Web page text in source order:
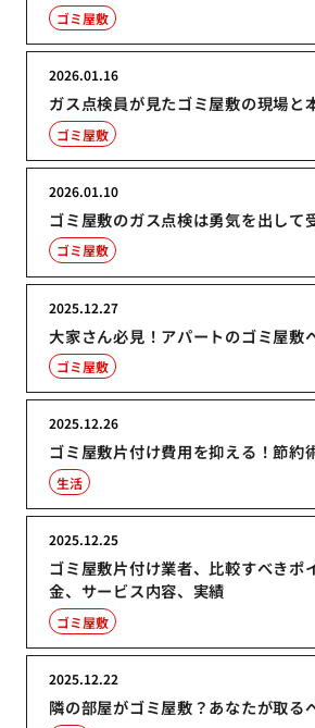
ゴミ屋敷
ガス点検員が見たゴミ屋敷の現場と
2026.01.16
ゴミ屋敷
ゴミ屋敷のガス点検は勇気を出して
2026.01.10
ゴミ屋敷
大家さん必見！アパートのゴミ屋敷
2025.12.27
ゴミ屋敷
ゴミ屋敷片付け費用を抑える！節約
2025.12.26
生活
ゴミ屋敷片付け業者、比較すべきポ
金、サービス内容、実績
2025.12.25
ゴミ屋敷
隣の部屋がゴミ屋敷？あなたが取る
2025.12.22